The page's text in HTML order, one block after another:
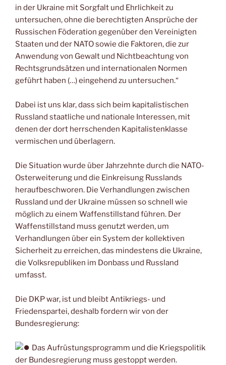
in der Ukraine mit Sorgfalt und Ehrlichkeit zu
untersuchen, ohne die berechtigten Ansprüche der
Russischen Föderation gegenüber den Vereinigten
Staaten und der NATO sowie die Faktoren, die zur
Anwendung von Gewalt und Nichtbeachtung von
Rechtsgrundsätzen und internationalen Normen
geführt haben (…) eingehend zu untersuchen.“
Dabei ist uns klar, dass sich beim kapitalistischen
Russland staatliche und nationale Interessen, mit
denen der dort herrschenden Kapitalistenklasse
vermischen und überlagern.
Die Situation wurde über Jahrzehnte durch die NATO-
Osterweiterung und die Einkreisung Russlands
heraufbeschworen. Die Verhandlungen zwischen
Russland und der Ukraine müssen so schnell wie
möglich zu einem Waffenstillstand führen. Der
Waffenstillstand muss genutzt werden, um
Verhandlungen über ein System der kollektiven
Sicherheit zu erreichen, das mindestens die Ukraine,
die Volksrepubliken im Donbass und Russland
umfasst.
Die DKP war, ist und bleibt Antikriegs- und
Friedenspartei, deshalb fordern wir von der
Bundesregierung:
Das Aufrüstungsprogramm und die Kriegspolitik
der Bundesregierung muss gestoppt werden.